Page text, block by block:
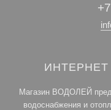
Магазин ВОДОЛЕЙ
водоснабжения и